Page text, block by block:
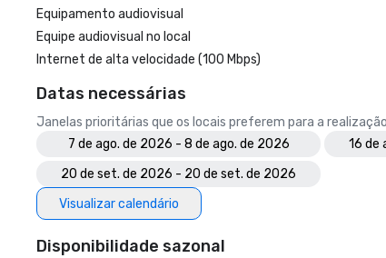
Equipamento audiovisual
Equipe audiovisual no local
Internet de alta velocidade (100 Mbps)
Datas necessárias
Janelas prioritárias que os locais preferem para a
7 de ago. de 2026 - 8 de ago. de 2026
16 de
20 de set. de 2026 - 20 de set. de 2026
Visualizar calendário
Disponibilidade sazonal